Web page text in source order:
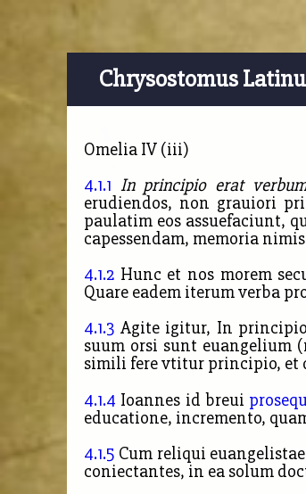
Chrysostomus
Omelia IV (iii)
4.1.1 In principio erat
erudiendos, non grauiori
paulatim eos assuefaciunt,
capessendam, memoria
4.1.2 Hunc et nos morem
Quare eadem iterum verba
4.1.3 Agite igitur, In
suum orsi sunt euangelium
simili fere vtitur principio, et
4.1.4 Ioannes id breui
educatione, incremento,
4.1.5 Cum reliqui
coniectantes, in ea solum